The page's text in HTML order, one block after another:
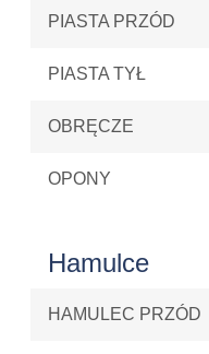
PIASTA PRZÓD
PIASTA TYŁ
OBRĘCZE
OPONY
Hamulce
HAMULEC PRZÓD